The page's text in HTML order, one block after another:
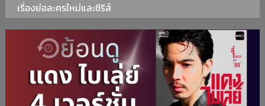
เรื่องย่อละครใหม่และซีรีส์